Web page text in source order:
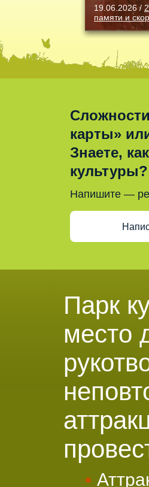
19.06.2026 /
памяти и
карты»
Знаете,
культуры?
Напишите —
Парк
место